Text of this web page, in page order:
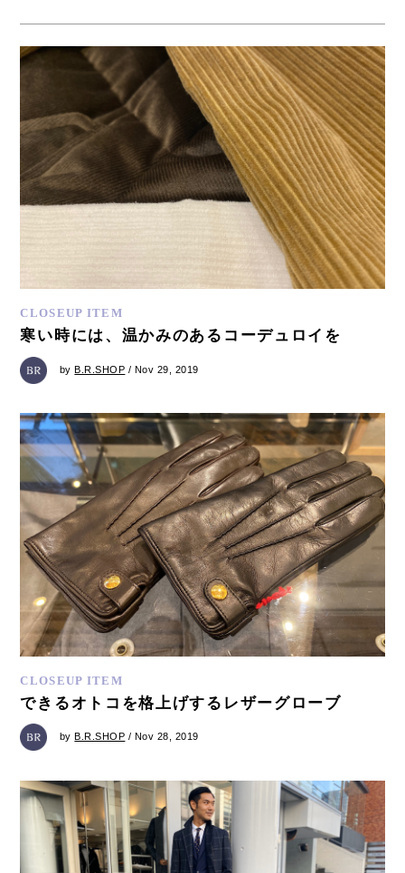
CLOSEUP ITEM
寒い時には、温かみのあるコーデュロイを
byB.R.SHOP / Nov 29, 2019
CLOSEUP ITEM
できるオトコを格上げするレザーグローブ
by B.R.SHOP / Nov 28, 2019